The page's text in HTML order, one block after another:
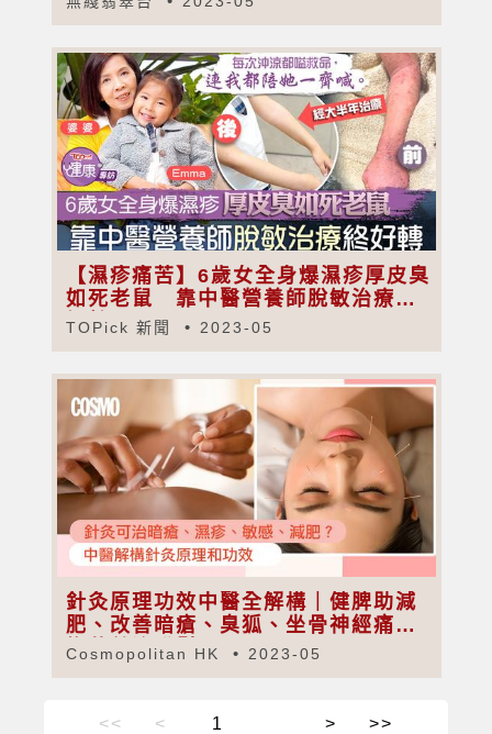
【濕疹痛苦】6歲女全身爆濕疹厚皮臭
如死老鼠 靠中醫營養師脫敏治療終
好轉
TOPick 新聞 2023-05
針灸原理功效中醫全解構｜健脾助減
肥、改善暗瘡、臭狐、坐骨神經痛｜
梅花針治脫髮
Cosmopolitan HK 2023-05
<< < > >>